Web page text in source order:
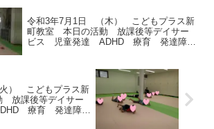
令和3年7月1日 （木） こどもプラス新
町教室 本日の活動 放課後等デイサー
ビス 児童発達 ADHD 療育 発達障が
） こどもプラス新
放課後等デイサー
療育 発達障が